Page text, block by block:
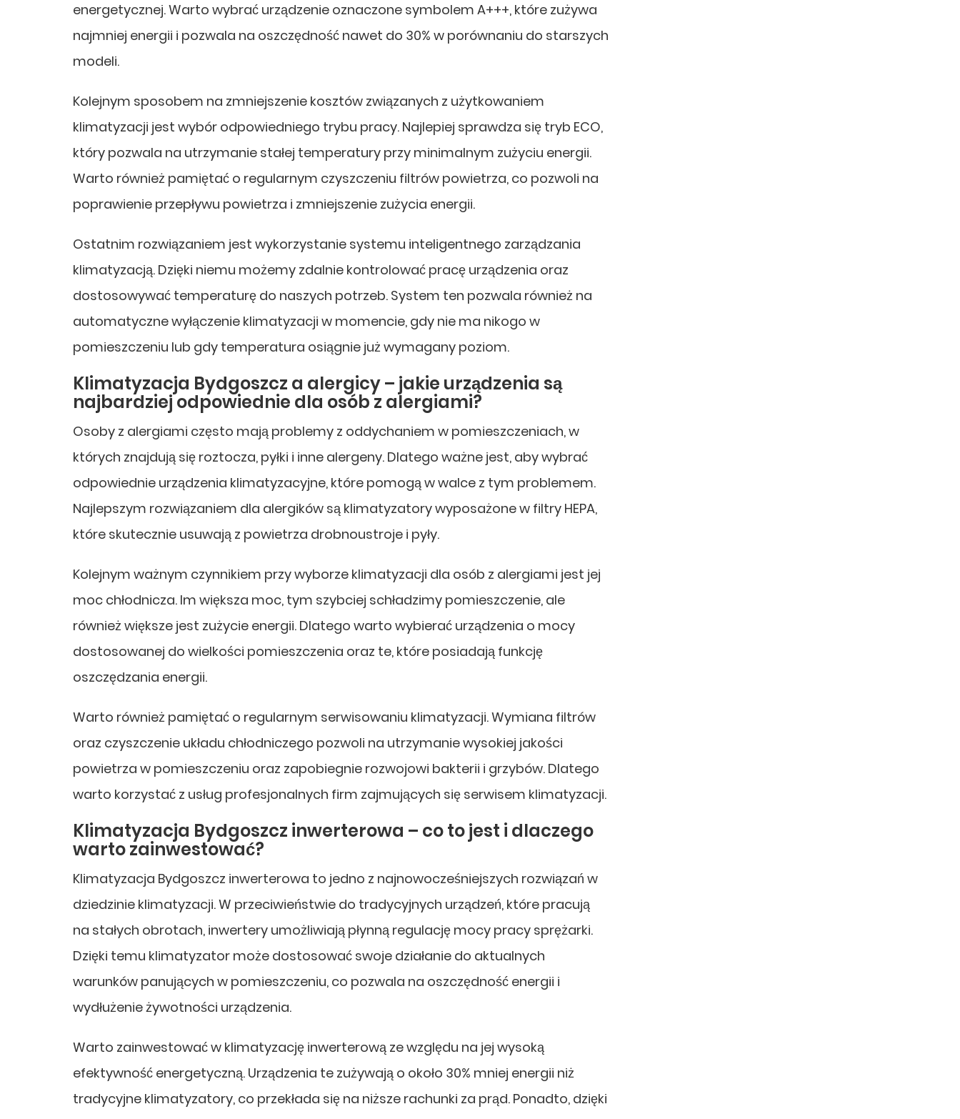
energetycznej. Warto wybrać urządzenie oznaczone symbolem A+++, które zużywa
najmniej energii i pozwala na oszczędność nawet do 30% w porównaniu do starszych
modeli.
Kolejnym sposobem na zmniejszenie kosztów związanych z użytkowaniem
klimatyzacji jest wybór odpowiedniego trybu pracy. Najlepiej sprawdza się tryb ECO,
który pozwala na utrzymanie stałej temperatury przy minimalnym zużyciu energii.
Warto również pamiętać o regularnym czyszczeniu filtrów powietrza, co pozwoli na
poprawienie przepływu powietrza i zmniejszenie zużycia energii.
Ostatnim rozwiązaniem jest wykorzystanie systemu inteligentnego zarządzania
klimatyzacją. Dzięki niemu możemy zdalnie kontrolować pracę urządzenia oraz
dostosowywać temperaturę do naszych potrzeb. System ten pozwala również na
automatyczne wyłączenie klimatyzacji w momencie, gdy nie ma nikogo w
pomieszczeniu lub gdy temperatura osiągnie już wymagany poziom.
Klimatyzacja Bydgoszcz a alergicy – jakie urządzenia są
najbardziej odpowiednie dla osób z alergiami?
Osoby z alergiami często mają problemy z oddychaniem w pomieszczeniach, w
których znajdują się roztocza, pyłki i inne alergeny. Dlatego ważne jest, aby wybrać
odpowiednie urządzenia klimatyzacyjne, które pomogą w walce z tym problemem.
Najlepszym rozwiązaniem dla alergików są klimatyzatory wyposażone w filtry HEPA,
które skutecznie usuwają z powietrza drobnoustroje i pyły.
Kolejnym ważnym czynnikiem przy wyborze klimatyzacji dla osób z alergiami jest jej
moc chłodnicza. Im większa moc, tym szybciej schładzimy pomieszczenie, ale
również większe jest zużycie energii. Dlatego warto wybierać urządzenia o mocy
dostosowanej do wielkości pomieszczenia oraz te, które posiadają funkcję
oszczędzania energii.
Warto również pamiętać o regularnym serwisowaniu klimatyzacji. Wymiana filtrów
oraz czyszczenie układu chłodniczego pozwoli na utrzymanie wysokiej jakości
powietrza w pomieszczeniu oraz zapobiegnie rozwojowi bakterii i grzybów. Dlatego
warto korzystać z usług profesjonalnych firm zajmujących się serwisem klimatyzacji.
Klimatyzacja Bydgoszcz inwerterowa – co to jest i dlaczego
warto zainwestować?
Klimatyzacja Bydgoszcz inwerterowa to jedno z najnowocześniejszych rozwiązań w
dziedzinie klimatyzacji. W przeciwieństwie do tradycyjnych urządzeń, które pracują
na stałych obrotach, inwertery umożliwiają płynną regulację mocy pracy sprężarki.
Dzięki temu klimatyzator może dostosować swoje działanie do aktualnych
warunków panujących w pomieszczeniu, co pozwala na oszczędność energii i
wydłużenie żywotności urządzenia.
Warto zainwestować w klimatyzację inwerterową ze względu na jej wysoką
efektywność energetyczną. Urządzenia te zużywają o około 30% mniej energii niż
tradycyjne klimatyzatory, co przekłada się na niższe rachunki za prąd. Ponadto, dzięki